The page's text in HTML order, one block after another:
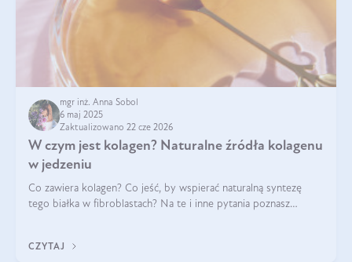
mgr inż. Anna Sobol
6 maj 2025
Zaktualizowano 22 cze 2026
W czym jest kolagen? Naturalne źródła kolagenu
w jedzeniu
Co zawiera kolagen? Co jeść, by wspierać naturalną syntezę
tego białka w fibroblastach? Na te i inne pytania poznasz
CZYTAJ